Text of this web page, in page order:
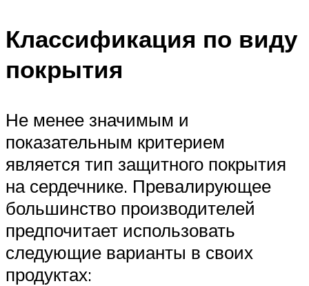
Классификация по виду
покрытия
Не менее значимым и
показательным критерием
является тип защитного покрытия
на сердечнике. Превалирующее
большинство производителей
предпочитает использовать
следующие варианты в своих
продуктах: